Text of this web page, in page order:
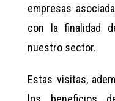
empresas
con la finalidad
nuestro sector.
Estas visitas,